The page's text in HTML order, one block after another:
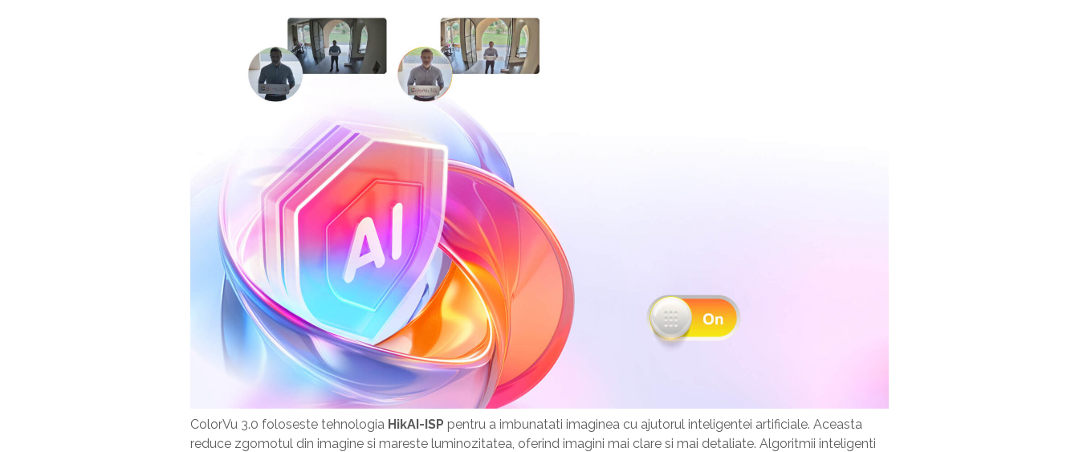
ColorVu 3.0 foloseste tehnologia HikAI-ISP pentru a imbunatati imaginea cu ajutorul inteligentei artificiale. Aceasta
reduce zgomotul din imagine si mareste luminozitatea, oferind imagini mai clare si mai detaliate. Algoritmii inteligenti